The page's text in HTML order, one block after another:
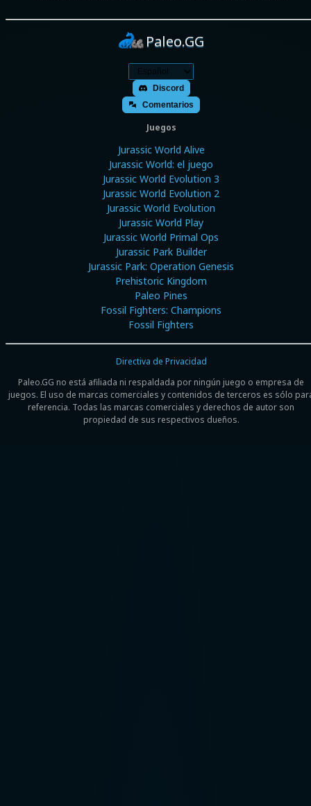
Paleo.GG
Discord
Comentarios
Juegos
Jurassic World Alive
Jurassic World: el juego
Jurassic World Evolution 3
Jurassic World Evolution 2
Jurassic World Evolution
Jurassic World Play
Jurassic World Primal Ops
Jurassic Park Builder
Jurassic Park: Operation Genesis
Prehistoric Kingdom
Paleo Pines
Fossil Fighters: Champions
Fossil Fighters
Paleo.GG no está afiliada ni respaldada por ningún juego o empresa de
juegos. El uso de marcas comerciales y contenidos de terceros es sólo
referencia. Todas las marcas comerciales y derechos de autor son
propiedad de sus respectivos dueños.
Directiva de Privacidad